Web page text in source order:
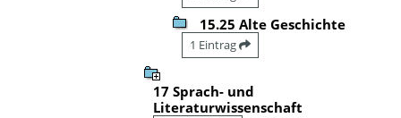
15.25 Alte Geschichte
1 Eintrag
17 Sprach- und
Literaturwissenschaft